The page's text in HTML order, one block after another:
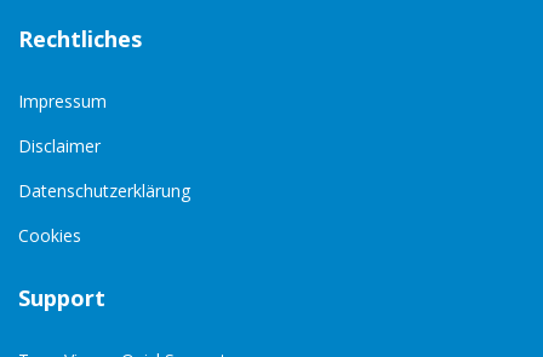
Rechtliches
Impressum
Disclaimer
Datenschutzerklärung
Cookies
Support